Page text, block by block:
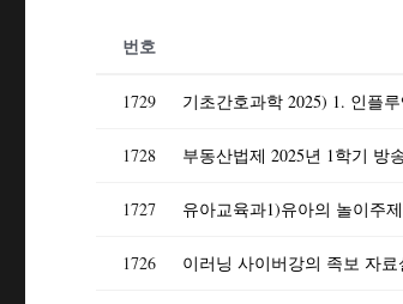
번호
1729
1728
1727
1726